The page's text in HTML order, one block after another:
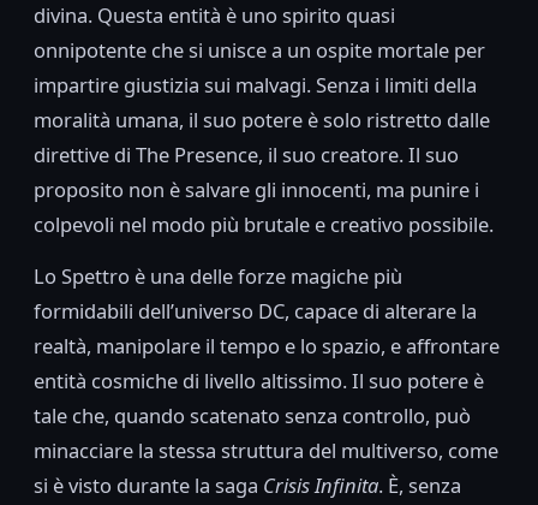
divina. Questa entità è uno spirito quasi
onnipotente che si unisce a un ospite mortale per
impartire giustizia sui malvagi. Senza i limiti della
moralità umana, il suo potere è solo ristretto dalle
direttive di The Presence, il suo creatore. Il suo
proposito non è salvare gli innocenti, ma punire i
colpevoli nel modo più brutale e creativo possibile.
Lo Spettro è una delle forze magiche più
formidabili dell’universo DC, capace di alterare la
realtà, manipolare il tempo e lo spazio, e affrontare
entità cosmiche di livello altissimo. Il suo potere è
tale che, quando scatenato senza controllo, può
minacciare la stessa struttura del multiverso, come
si è visto durante la saga Crisis Infinita. È, senza